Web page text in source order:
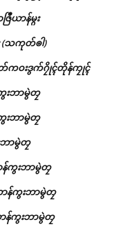
ာန်မ္ဂး
(သကုတ်ၜါ)
ဝးဒွက်ဂၠိုၚ်တိုန်ကၠုၚ်
းဘာမွဲတၠ
းဘာမွဲတၠ
ဘာမွဲတၠ
န်ကွးဘာမွဲတၠ
န်ကွးဘာမွဲတၠ
န်ကွးဘာမွဲတၠ